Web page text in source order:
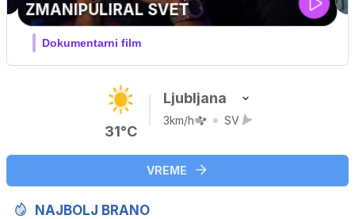
V živo na VOYO: sreda ob 20.30
31°C
Ljubljana
3km/h SV
VREME
NAJBOLJ BRANO